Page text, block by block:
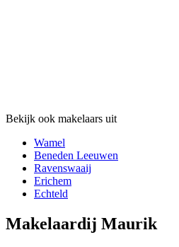
Bekijk ook makelaars uit
Wamel
Beneden Leeuwen
Ravenswaaij
Erichem
Echteld
Makelaardij Maurik